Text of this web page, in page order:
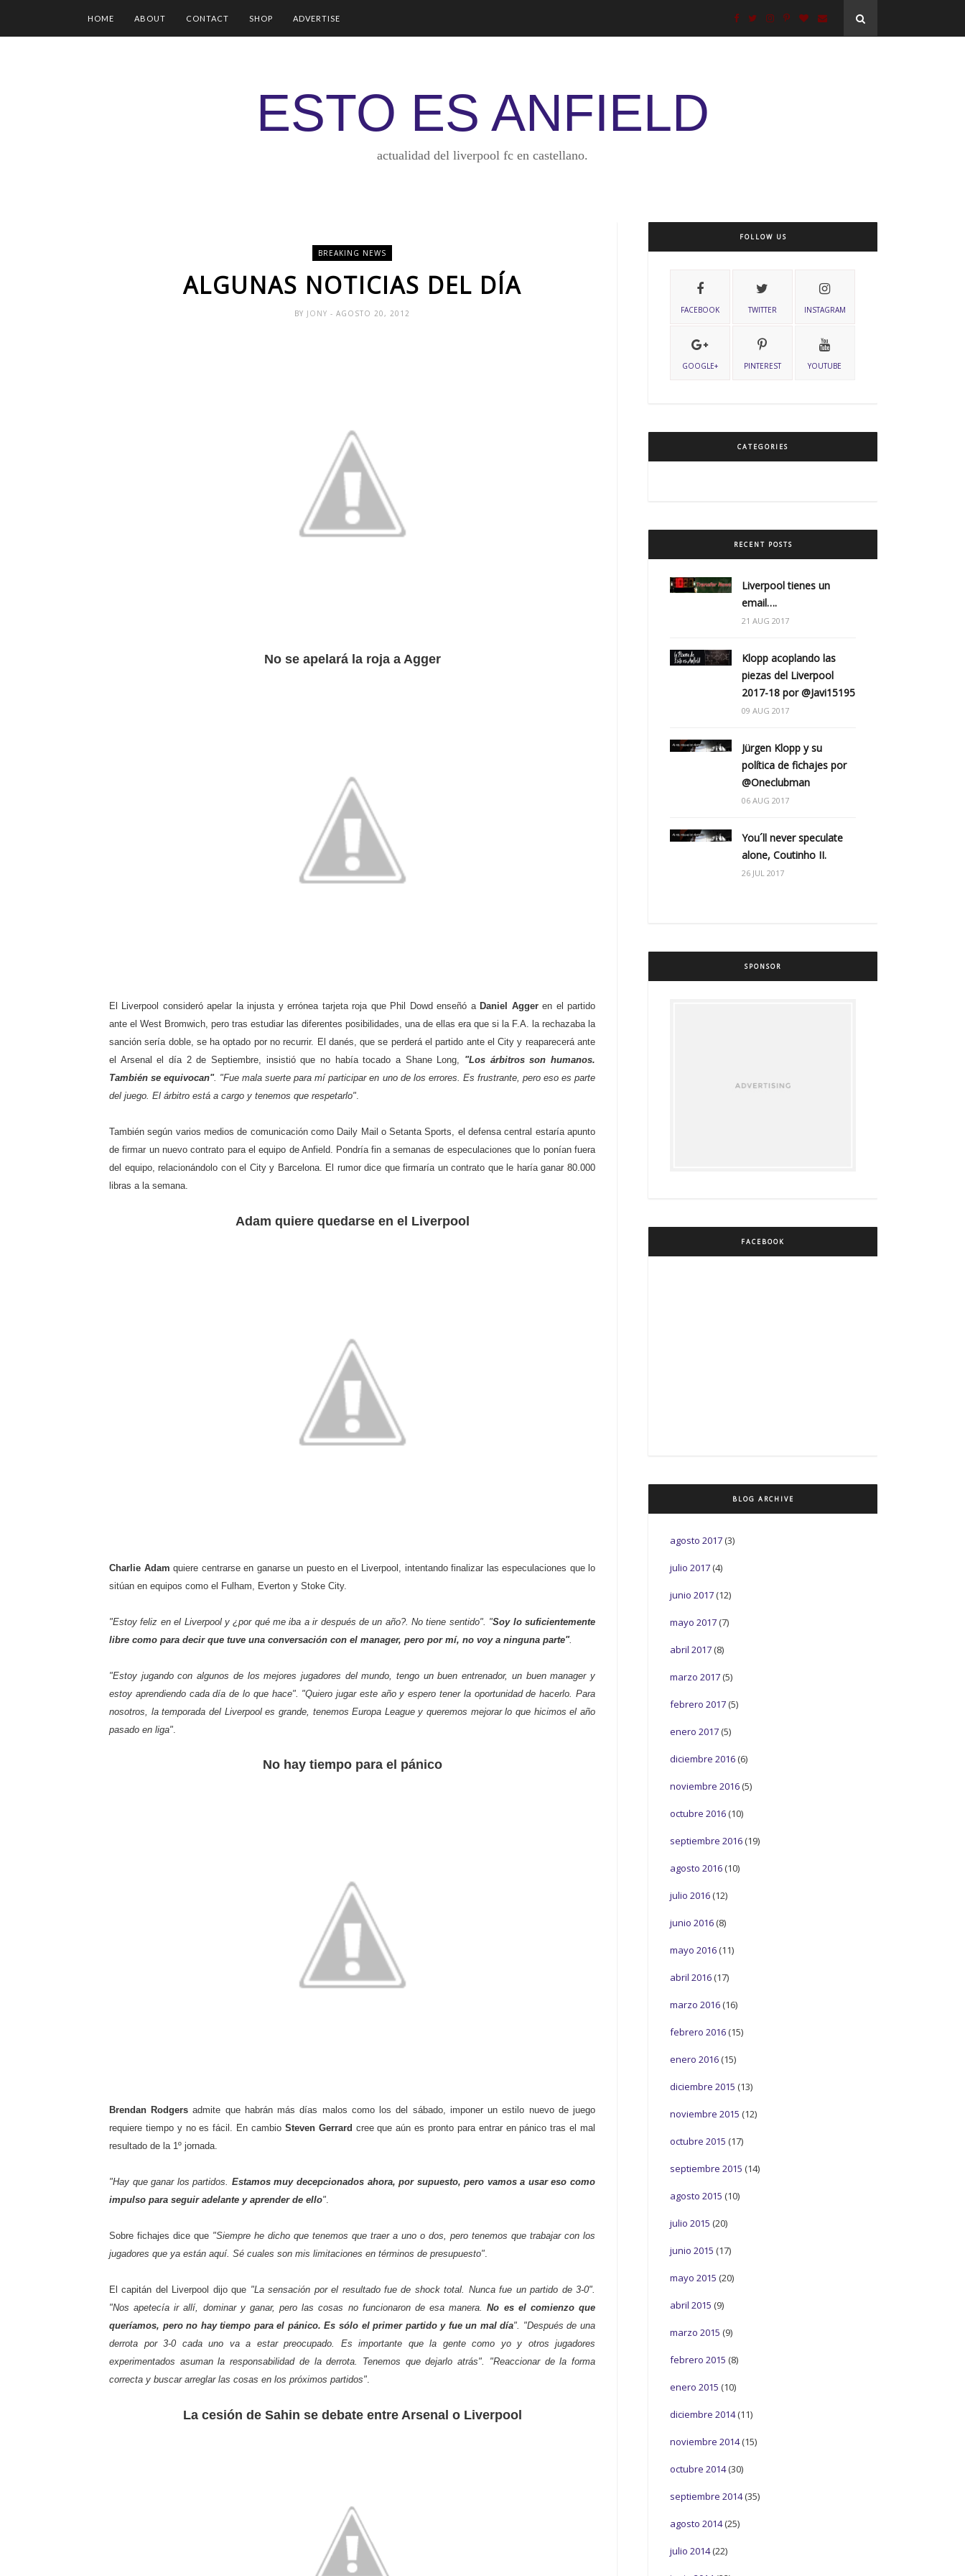
HOME ABOUT CONTACT SHOP ADVERTISE
ESTO ES ANFIELD
actualidad del liverpool fc en castellano.
BREAKING NEWS
ALGUNAS NOTICIAS DEL DÍA
BY JONY - AGOSTO 20, 2012
No se apelará la roja a Agger
El Liverpool consideró apelar la injusta y errónea tarjeta roja que Phil Dowd enseñó a Daniel Aggeren el partido
ante el West Bromwich, pero tras estudiar las diferentes posibilidades, una de ellas era que si la F.A. la rechazaba la
sanción sería doble, se ha optado por no recurrir. El danés, que se perderá el partido ante el City y reaparecerá ante
el Arsenal el día 2 de Septiembre, insistió que no había tocado a Shane Long, "Los árbitros son humanos.
También se equivocan". "Fue mala suerte para mí participar en uno de los errores. Es frustrante, pero eso es parte
del juego. El árbitro está a cargo y tenemos que respetarlo".
También según varios medios de comunicación como Daily Mail o Setanta Sports, el defensa central estaría apunto
de firmar un nuevo contrato para el equipo de Anfield. Pondría fin a semanas de especulaciones que lo ponían fuera
del equipo, relacionándolo con el City y Barcelona. El rumor dice que firmaría un contrato que le haría ganar 80.000
libras a la semana.
Adam quiere quedarse en el Liverpool
Charlie Adam quiere centrarse en ganarse un puesto en el Liverpool, intentando finalizar las especulaciones que lo
sitúan en equipos como el Fulham, Everton y Stoke City.
"Estoy feliz en el Liverpool y ¿por qué me iba a ir después de un año?. No tiene sentido". "Soy lo suficientemente
libre como para decir que tuve una conversación con el manager, pero por mí, no voy a ninguna parte".
"Estoy jugando con algunos de los mejores jugadores del mundo, tengo un buen entrenador, un buen manager y
estoy aprendiendo cada día de lo que hace". "Quiero jugar este año y espero tener la oportunidad de hacerlo. Para
nosotros, la temporada del Liverpool es grande, tenemos Europa League y queremos mejorar lo que hicimos el año
pasado en liga".
No hay tiempo para el pánico
Brendan Rodgers admite que habrán más días malos como los del sábado, imponer un estilo nuevo de juego
requiere tiempo y no es fácil. En cambio Steven Gerrard cree que aún es pronto para entrar en pánico tras el mal
resultado de la 1º jornada.
"Hay que ganar los partidos. Estamos muy decepcionados ahora, por supuesto, pero vamos a usar eso como
impulso para seguir adelante y aprender de ello".
Sobre fichajes dice que "Siempre he dicho que tenemos que traer a uno o dos, pero tenemos que trabajar con los
jugadores que ya están aquí. Sé cuales son mis limitaciones en términos de presupuesto".
El capitán del Liverpool dijo que "La sensación por el resultado fue de shock total. Nunca fue un partido de 3-0".
"Nos apetecía ir allí, dominar y ganar, pero las cosas no funcionaron de esa manera.No es el comienzo que
queríamos, pero no hay tiempo para el pánico. Es sólo el primer partido y fue un mal día". "Después de una
derrota por 3-0 cada uno va a estar preocupado. Es importante que la gente como yo y otros jugadores
experimentados asuman la responsabilidad de la derrota. Tenemos que dejarlo atrás". "Reaccionar de la forma
correcta y buscar arreglar las cosas en los próximos partidos".
La cesión de Sahin se debate entre Arsenal o Liverpool
FOLLOW US
FACEBOOK TWITTER INSTAGRAM
GOOGLE+ PINTEREST YOUTUBE
CATEGORIES
RECENT POSTS
Liverpool tienes un
email….
21 AUG 2017
Klopp acoplando las
piezas del Liverpool
2017-18 por @Javi15195
09 AUG 2017
Jürgen Klopp y su
política de fichajes por
@Oneclubman
06 AUG 2017
You´ll never speculate
alone, Coutinho II.
26 JUL 2017
SPONSOR
FACEBOOK
BLOG ARCHIVE
agosto 2017 (3)
julio 2017 (4)
junio 2017 (12)
mayo 2017 (7)
abril 2017 (8)
marzo 2017 (5)
febrero 2017 (5)
enero 2017 (5)
diciembre 2016 (6)
noviembre 2016 (5)
octubre 2016 (10)
septiembre 2016 (19)
agosto 2016 (10)
julio 2016 (12)
junio 2016 (8)
mayo 2016 (11)
abril 2016 (17)
marzo 2016 (16)
febrero 2016 (15)
enero 2016 (15)
diciembre 2015 (13)
noviembre 2015 (12)
octubre 2015 (17)
septiembre 2015 (14)
agosto 2015 (10)
julio 2015 (20)
junio 2015 (17)
mayo 2015 (20)
abril 2015 (9)
marzo 2015 (9)
febrero 2015 (8)
enero 2015 (10)
diciembre 2014(11)
noviembre 2014(15)
octubre 2014(30)
septiembre 2014(35)
agosto 2014(25)
julio 2014(22)